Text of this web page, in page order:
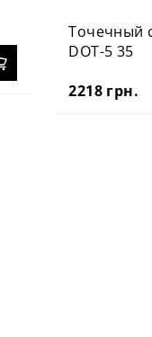
Точечный
DOT-5 35
2218 грн.